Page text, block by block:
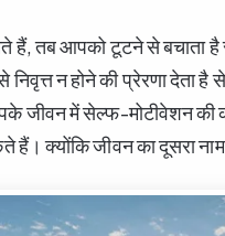
हैं, तब आपको टूटने से बचाता
न होने की प्रेरणा देता
में सेल्फ-मोटीवेशन की कमी
क्योंकि जीवन का दूसरा नाम